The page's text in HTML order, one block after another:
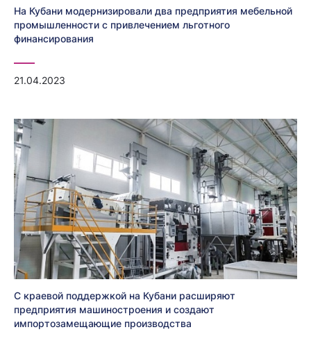
На Кубани модернизировали два предприятия мебельной
промышленности с привлечением льготного
финансирования
21.04.2023
С краевой поддержкой на Кубани расширяют
предприятия машиностроения и создают
импортозамещающие производства